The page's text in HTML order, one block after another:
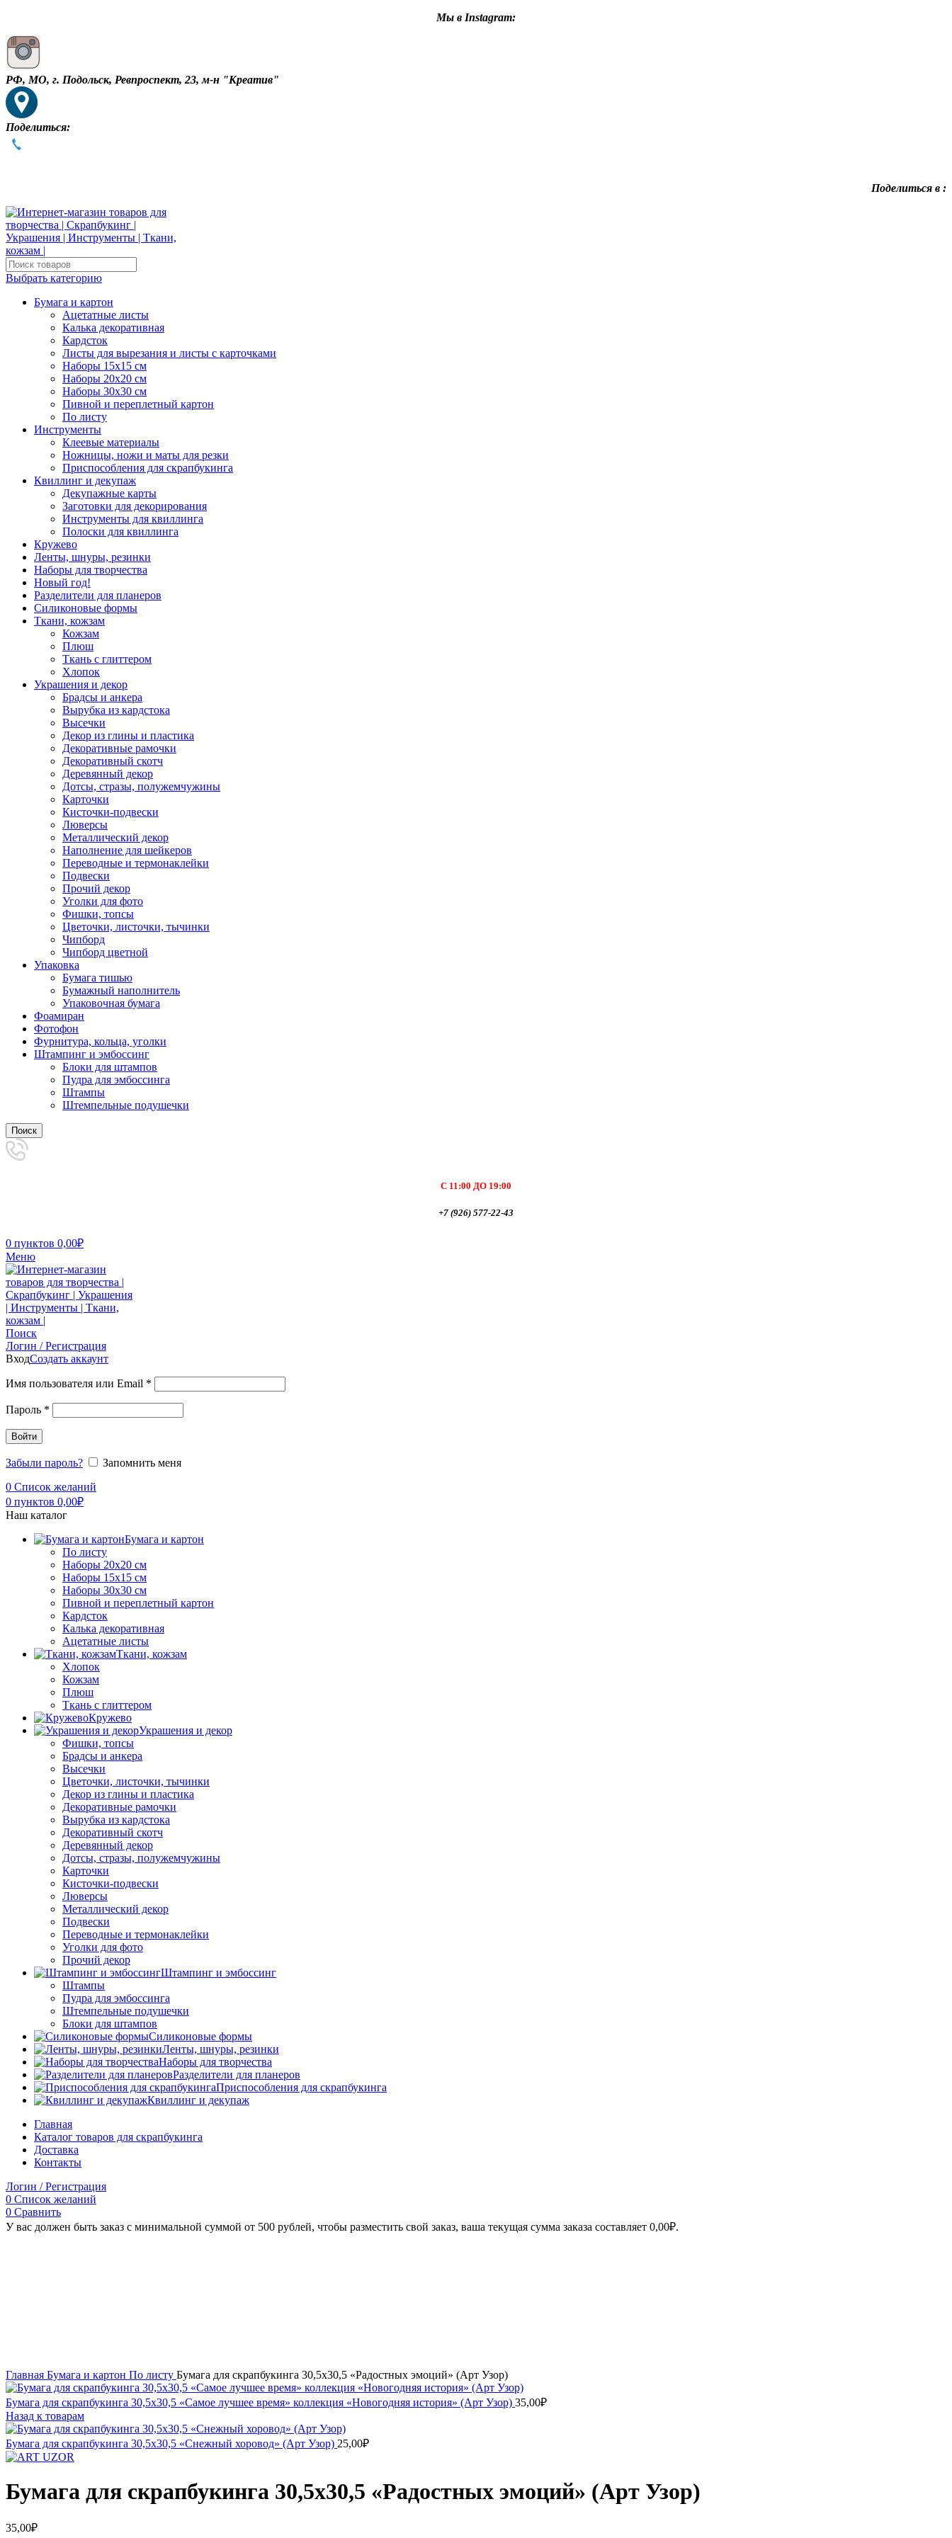
Мы в Instagram:
РФ, МО, г. Подольск, Ревпроспект, 23, м-н "Креатив"
Поделиться:
Поделиться в :
Выбрать категорию
Бумага и картон
Ацетатные листы
Калька декоративная
Кардсток
Листы для вырезания и листы с карточками
Наборы 15х15 см
Наборы 20х20 см
Наборы 30х30 см
Пивной и переплетный картон
По листу
Инструменты
Клеевые материалы
Ножницы, ножи и маты для резки
Приспособления для скрапбукинга
Квиллинг и декупаж
Декупажные карты
Заготовки для декорирования
Инструменты для квиллинга
Полоски для квиллинга
Кружево
Ленты, шнуры, резинки
Наборы для творчества
Новый год!
Разделители для планеров
Силиконовые формы
Ткани, кожзам
Кожзам
Плюш
Ткань с глиттером
Хлопок
Украшения и декор
Брадсы и анкера
Вырубка из кардстока
Высечки
Декор из глины и пластика
Декоративные рамочки
Декоративный скотч
Деревянный декор
Дотсы, стразы, полужемчужины
Карточки
Кисточки-подвески
Люверсы
Металлический декор
Наполнение для шейкеров
Переводные и термонаклейки
Подвески
Прочий декор
Уголки для фото
Фишки, топсы
Цветочки, листочки, тычинки
Чипборд
Чипборд цветной
Упаковка
Бумага тишью
Бумажный наполнитель
Упаковочная бумага
Фоамиран
Фотофон
Фурнитура, кольца, уголки
Штампинг и эмбоссинг
Блоки для штампов
Пудра для эмбоссинга
Штампы
Штемпельные подушечки
Поиск
С 11:00 ДО 19:00
+7 (926) 577-22-43
0 пунктов 0,00₽
Меню
Поиск
Логин / Регистрация
ВходСоздать аккаунт
Имя пользователя или Email *
Пароль *
Войти
Забыли пароль?
Запомнить меня
0 Список желаний
0 пунктов 0,00₽
Наш каталог
Бумага и картон
По листу
Наборы 20х20 см
Наборы 15х15 см
Наборы 30х30 см
Пивной и переплетный картон
Кардсток
Калька декоративная
Ацетатные листы
Ткани, кожзам
Хлопок
Кожзам
Плюш
Ткань с глиттером
Кружево
Украшения и декор
Фишки, топсы
Брадсы и анкера
Высечки
Цветочки, листочки, тычинки
Декор из глины и пластика
Декоративные рамочки
Вырубка из кардстока
Декоративный скотч
Деревянный декор
Дотсы, стразы, полужемчужины
Карточки
Кисточки-подвески
Люверсы
Металлический декор
Подвески
Переводные и термонаклейки
Уголки для фото
Прочий декор
Штампинг и эмбоссинг
Штампы
Пудра для эмбоссинга
Штемпельные подушечки
Блоки для штампов
Силиконовые формы
Ленты, шнуры, резинки
Наборы для творчества
Разделители для планеров
Приспособления для скрапбукинга
Квиллинг и декупаж
Главная
Каталог товаров для скрапбукинга
Доставка
Контакты
Логин / Регистрация
0 Список желаний
0 Сравнить
У вас должен быть заказ с минимальной суммой от 500 рублей, чтобы разместить свой заказ, ваша текущая сумма заказа составляет 0,00₽.
Главная Бумага и картон По листу Бумага для скрапбукинга 30,5х30,5 «Радостных эмоций» (Арт Узор)
Бумага для скрапбукинга 30,5х30,5 «Самое лучшее время» коллекция «Новогодняя история» (Арт Узор) 35,00₽
Назад к товарам
Бумага для скрапбукинга 30,5х30,5 «Снежный хоровод» (Арт Узор) 25,00₽
Бумага для скрапбукинга 30,5х30,5 «Радостных эмоций» (Арт Узор)
35,00₽